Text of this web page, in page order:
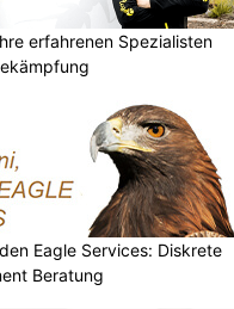
erfahrenen Spezialisten
Eagle Services: Diskrete
Beratung